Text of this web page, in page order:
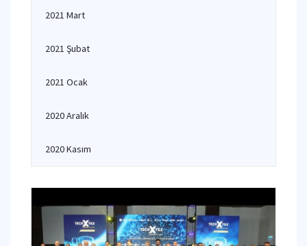
2021 Mart
2021 Şubat
2021 Ocak
2020 Aralık
2020 Kasım